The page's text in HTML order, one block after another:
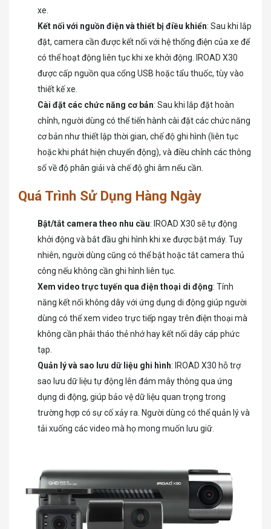
xe.
Kết nối với nguồn điện và thiết bị điều khiển: Sau khi lắp
đặt, camera cần được kết nối với hệ thống điện của xe để
có thể hoạt động liên tục khi xe khởi động. IROAD X30
được cấp nguồn qua cổng USB hoặc tẩu thuốc, tùy vào
thiết kế xe.
Cài đặt các chức năng cơ bản: Sau khi lắp đặt hoàn
chỉnh, người dùng có thể tiến hành cài đặt các chức năng
cơ bản như thiết lập thời gian, chế độ ghi hình (liên tục
hoặc khi phát hiện chuyển động), và điều chỉnh các thông
số về độ phân giải và chế độ ghi âm nếu cần.
Quá Trình Sử Dụng Hàng Ngày
Bật/tắt camera theo nhu cầu: IROAD X30 sẽ tự động
khởi động và bắt đầu ghi hình khi xe được bật máy. Tuy
nhiên, người dùng cũng có thể bật hoặc tắt camera thủ
công nếu không cần ghi hình liên tục.
Xem video trực tuyến qua điện thoại di động: Tính
năng kết nối không dây với ứng dụng di động giúp người
dùng có thể xem video trực tiếp ngay trên điện thoại mà
không cần phải tháo thẻ nhớ hay kết nối dây cáp phức
tạp.
Quản lý và sao lưu dữ liệu ghi hình: IROAD X30 hỗ trợ
sao lưu dữ liệu tự động lên đám mây thông qua ứng
dụng di động, giúp bảo vệ dữ liệu quan trọng trong
trường hợp có sự cố xảy ra. Người dùng có thể quản lý và
tải xuống các video mà họ mong muốn lưu giữ.